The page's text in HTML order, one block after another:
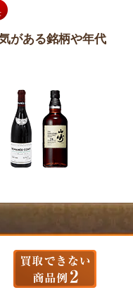
がある銘柄や年代